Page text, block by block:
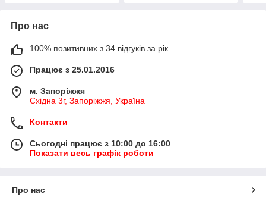
Про нас
100% позитивних з 34 відгуків за рік
Працює з 25.01.2016
м. Запоріжжя
Східна 3г, Запоріжжя, Україна
Контакти
Сьогодні працює з 10:00 до 16:00
Показати весь графік роботи
Про нас